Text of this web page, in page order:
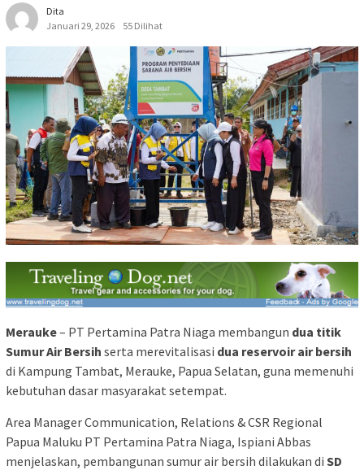
Dita
Januari 29, 2026
55 Dilihat
Merauke– PT Pertamina Patra Niaga membangun dua titik
Sumur Air Bersih serta merevitalisasi dua reservoir air bersih
di Kampung Tambat, Merauke, Papua Selatan, guna memenuhi
kebutuhan dasar masyarakat setempat.
Area Manager Communication, Relations & CSR Regional
Papua Maluku PT Pertamina Patra Niaga, Ispiani Abbas
menjelaskan, pembangunan sumur air bersih dilakukan di SD